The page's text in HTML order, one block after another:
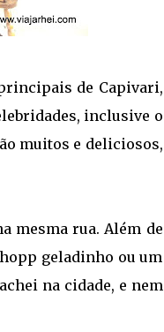
de Capivari,
inclusive o
muitos e deliciosos,
mesma rua. Além de
geladinho ou um
na cidade, e nem